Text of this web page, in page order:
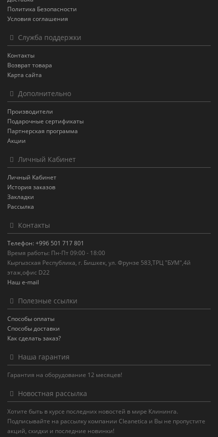
Политика Безопасности
Условия соглашения
Служба поддержки
Контакты
Возврат товара
Карта сайта
Дополнительно
Производители
Подарочные сертификаты
Партнерская программа
Акции
Личный Кабинет
Личный Кабинет
История заказов
Закладки
Рассылка
Контакты
Телефон: +996 501 717 801
Время работы: Пн-Пт 09:00 - 18:00
Кыргызская Республика, г. Бишкек, ул. Фрунзе 583,ТРЦ "БУМ",4й
этаж,офис D22
Наш e-mail
Полезные ссылки
Способы оплаты
Способы доставки
Как сделать заказ?
Наша гарантия
Гарантия на оборудование 12 месяцев!
Новостная рассылка
Хотите быть в курсе последних новостей в мире Клининга.
Подписывайте на рассылку компании Cleanetica и Вы не пропустите
акций, скидки и последние новинки!